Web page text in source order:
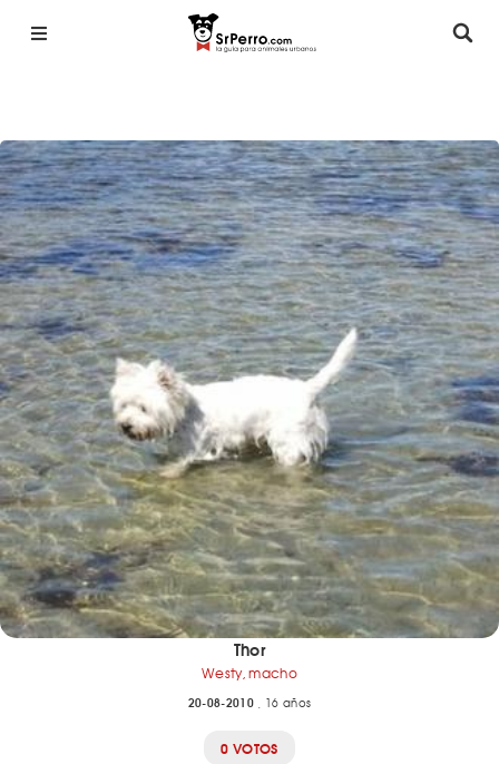
Thor
Westy, macho
20-08-2010 , 16 años
0 VOTOS